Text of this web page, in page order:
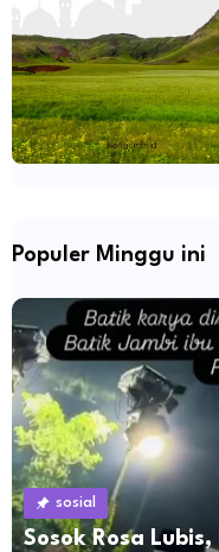
Populer Minggu ini
sosial
Sosok Rosa